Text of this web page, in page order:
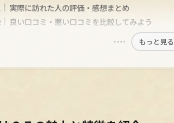
実際に訪れた人の評価・感想まとめ
良い口コミ・悪い口コミを比較してみよう
もっと見る